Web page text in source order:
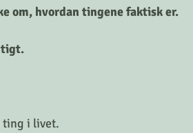
om, hvordan tingene faktisk er.
ting i livet.